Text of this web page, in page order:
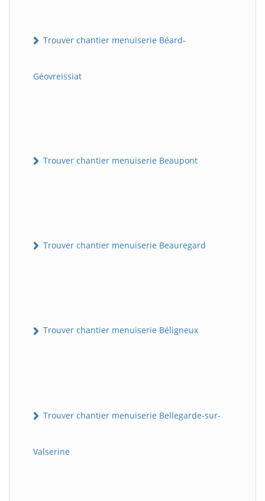
Trouver chantier menuiserie Béard-
Géovreissiat
Trouver chantier menuiserie Beaupont
Trouver chantier menuiserie Beauregard
Trouver chantier menuiserie Béligneux
Trouver chantier menuiserie Bellegarde-sur-
Valserine